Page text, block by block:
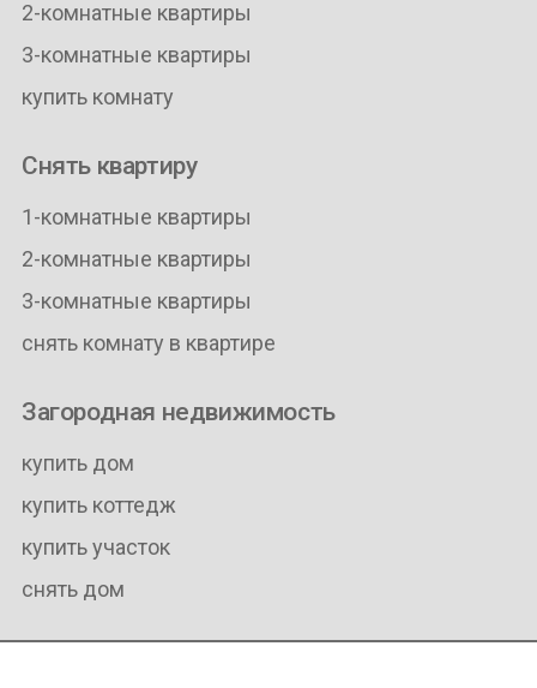
2-комнатные квартиры
3-комнатные квартиры
купить комнату
Снять квартиру
1-комнатные квартиры
2-комнатные квартиры
3-комнатные квартиры
снять комнату в квартире
Загородная недвижимость
купить дом
купить коттедж
купить участок
снять дом